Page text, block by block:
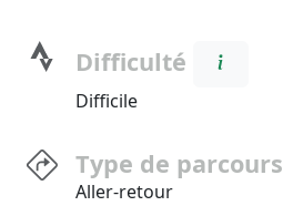
Difficulté
Difficile
Type de parcours
Aller-retour